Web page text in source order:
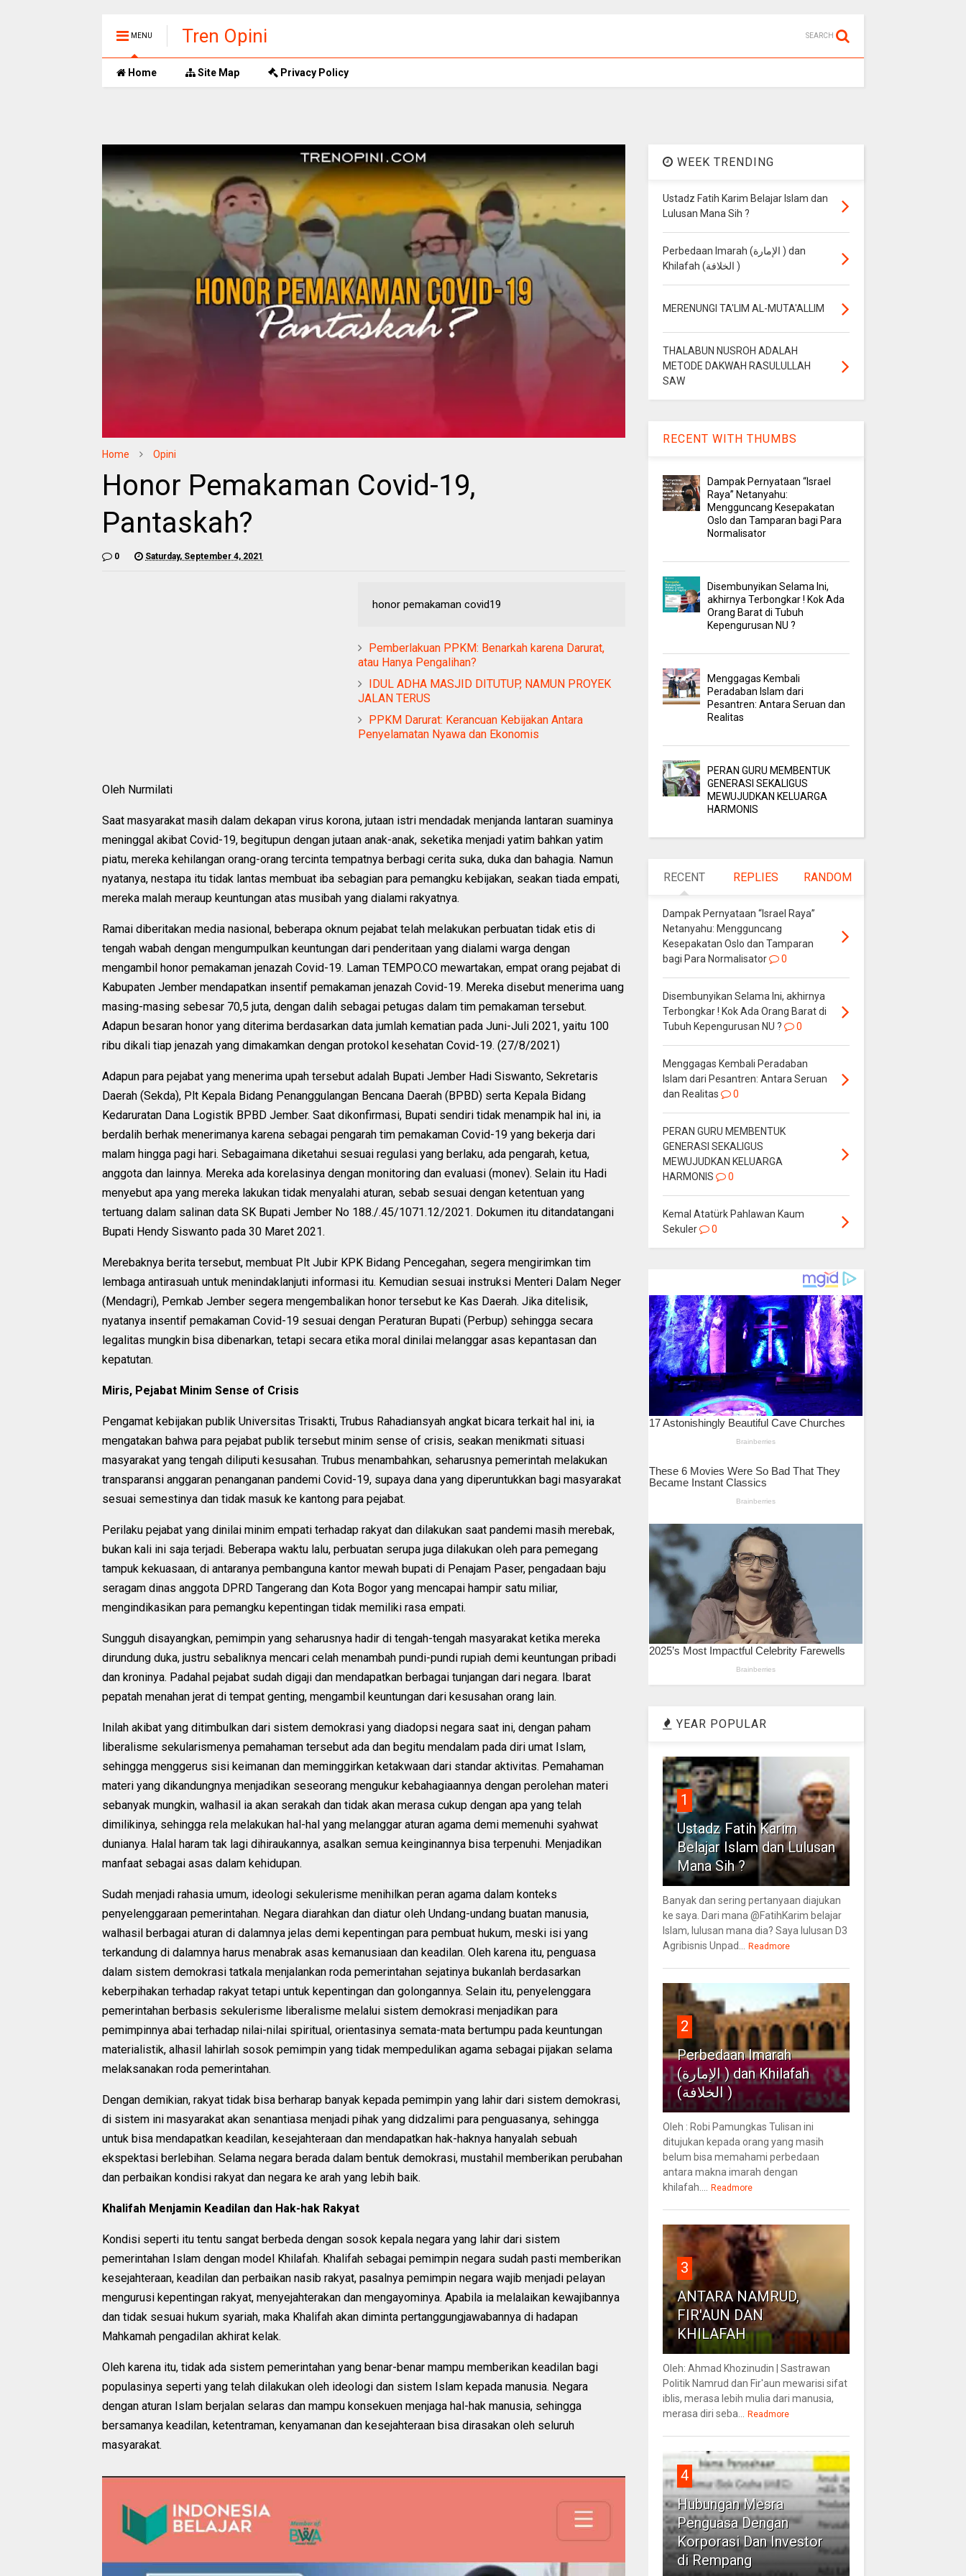
MENU Tren Opini SEARCH
Home Site Map Privacy Policy
Home Opini
Honor Pemakaman Covid-19,
Pantaskah?
0 Saturday, September 4, 2021
honor pemakaman covid19
Pemberlakuan PPKM: Benarkah karena Darurat,
atau Hanya Pengalihan?
IDUL ADHA MASJID DITUTUP, NAMUN PROYEK
JALAN TERUS
PPKM Darurat: Kerancuan Kebijakan Antara
Penyelamatan Nyawa dan Ekonomis
Oleh Nurmilati
Saat masyarakat masih dalam dekapan virus korona, jutaan istri mendadak menjanda lantaran suaminya
meninggal akibat Covid-19, begitupun dengan jutaan anak-anak, seketika menjadi yatim bahkan yatim
piatu, mereka kehilangan orang-orang tercinta tempatnya berbagi cerita suka, duka dan bahagia. Namun
nyatanya, nestapa itu tidak lantas membuat iba sebagian para pemangku kebijakan, seakan tiada empati,
mereka malah meraup keuntungan atas musibah yang dialami rakyatnya.
Ramai diberitakan media nasional, beberapa oknum pejabat telah melakukan perbuatan tidak etis di
tengah wabah dengan mengumpulkan keuntungan dari penderitaan yang dialami warga dengan
mengambil honor pemakaman jenazah Covid-19. Laman TEMPO.CO mewartakan, empat orang pejabat di
Kabupaten Jember mendapatkan insentif pemakaman jenazah Covid-19. Mereka disebut menerima uang
masing-masing sebesar 70,5 juta, dengan dalih sebagai petugas dalam tim pemakaman tersebut.
Adapun besaran honor yang diterima berdasarkan data jumlah kematian pada Juni-Juli 2021, yaitu 100
ribu dikali tiap jenazah yang dimakamkan dengan protokol kesehatan Covid-19. (27/8/2021)
Adapun para pejabat yang menerima upah tersebut adalah Bupati Jember Hadi Siswanto, Sekretaris
Daerah (Sekda), Plt Kepala Bidang Penanggulangan Bencana Daerah (BPBD) serta Kepala Bidang
Kedaruratan Dana Logistik BPBD Jember. Saat dikonfirmasi, Bupati sendiri tidak menampik hal ini, ia
berdalih berhak menerimanya karena sebagai pengarah tim pemakaman Covid-19 yang bekerja dari
malam hingga pagi hari. Sebagaimana diketahui sesuai regulasi yang berlaku, ada pengarah, ketua,
anggota dan lainnya. Mereka ada korelasinya dengan monitoring dan evaluasi (monev). Selain itu Hadi
menyebut apa yang mereka lakukan tidak menyalahi aturan, sebab sesuai dengan ketentuan yang
tertuang dalam salinan data SK Bupati Jember No 188./.45/1071.12/2021. Dokumen itu ditandatangani
Bupati Hendy Siswanto pada 30 Maret 2021.
Merebaknya berita tersebut, membuat Plt Jubir KPK Bidang Pencegahan, segera mengirimkan tim
lembaga antirasuah untuk menindaklanjuti informasi itu. Kemudian sesuai instruksi Menteri Dalam Neger
(Mendagri), Pemkab Jember segera mengembalikan honor tersebut ke Kas Daerah. Jika ditelisik,
nyatanya insentif pemakaman Covid-19 sesuai dengan Peraturan Bupati (Perbup) sehingga secara
legalitas mungkin bisa dibenarkan, tetapi secara etika moral dinilai melanggar asas kepantasan dan
kepatutan.
Miris, Pejabat Minim Sense of Crisis
Pengamat kebijakan publik Universitas Trisakti, Trubus Rahadiansyah angkat bicara terkait hal ini, ia
mengatakan bahwa para pejabat publik tersebut minim sense of crisis, seakan menikmati situasi
masyarakat yang tengah diliputi kesusahan. Trubus menambahkan, seharusnya pemerintah melakukan
transparansi anggaran penanganan pandemi Covid-19, supaya dana yang diperuntukkan bagi masyarakat
sesuai semestinya dan tidak masuk ke kantong para pejabat.
Perilaku pejabat yang dinilai minim empati terhadap rakyat dan dilakukan saat pandemi masih merebak,
bukan kali ini saja terjadi. Beberapa waktu lalu, perbuatan serupa juga dilakukan oleh para pemegang
tampuk kekuasaan, di antaranya pembanguna kantor mewah bupati di Penajam Paser, pengadaan baju
seragam dinas anggota DPRD Tangerang dan Kota Bogor yang mencapai hampir satu miliar,
mengindikasikan para pemangku kepentingan tidak memiliki rasa empati.
Sungguh disayangkan, pemimpin yang seharusnya hadir di tengah-tengah masyarakat ketika mereka
dirundung duka, justru sebaliknya mencari celah menambah pundi-pundi rupiah demi keuntungan pribadi
dan kroninya. Padahal pejabat sudah digaji dan mendapatkan berbagai tunjangan dari negara. Ibarat
pepatah menahan jerat di tempat genting, mengambil keuntungan dari kesusahan orang lain.
Inilah akibat yang ditimbulkan dari sistem demokrasi yang diadopsi negara saat ini, dengan paham
liberalisme sekularismenya pemahaman tersebut ada dan begitu mendalam pada diri umat Islam,
sehingga menggerus sisi keimanan dan meminggirkan ketakwaan dari standar aktivitas. Pemahaman
materi yang dikandungnya menjadikan seseorang mengukur kebahagiaannya dengan perolehan materi
sebanyak mungkin, walhasil ia akan serakah dan tidak akan merasa cukup dengan apa yang telah
dimilikinya, sehingga rela melakukan hal-hal yang melanggar aturan agama demi memenuhi syahwat
dunianya. Halal haram tak lagi dihiraukannya, asalkan semua keinginannya bisa terpenuhi. Menjadikan
manfaat sebagai asas dalam kehidupan.
Sudah menjadi rahasia umum, ideologi sekulerisme menihilkan peran agama dalam konteks
penyelenggaraan pemerintahan. Negara diarahkan dan diatur oleh Undang-undang buatan manusia,
walhasil berbagai aturan di dalamnya jelas demi kepentingan para pembuat hukum, meski isi yang
terkandung di dalamnya harus menabrak asas kemanusiaan dan keadilan. Oleh karena itu, penguasa
dalam sistem demokrasi tatkala menjalankan roda pemerintahan sejatinya bukanlah berdasarkan
keberpihakan terhadap rakyat tetapi untuk kepentingan dan golongannya. Selain itu, penyelenggara
pemerintahan berbasis sekulerisme liberalisme melalui sistem demokrasi menjadikan para
pemimpinnya abai terhadap nilai-nilai spiritual, orientasinya semata-mata bertumpu pada keuntungan
materialistik, alhasil lahirlah sosok pemimpin yang tidak mempedulikan agama sebagai pijakan selama
melaksanakan roda pemerintahan.
Dengan demikian, rakyat tidak bisa berharap banyak kepada pemimpin yang lahir dari sistem demokrasi,
di sistem ini masyarakat akan senantiasa menjadi pihak yang didzalimi para penguasanya, sehingga
untuk bisa mendapatkan keadilan, kesejahteraan dan mendapatkan hak-haknya hanyalah sebuah
ekspektasi berlebihan. Selama negara berada dalam bentuk demokrasi, mustahil memberikan perubahan
dan perbaikan kondisi rakyat dan negara ke arah yang lebih baik.
Khalifah Menjamin Keadilan dan Hak-hak Rakyat
Kondisi seperti itu tentu sangat berbeda dengan sosok kepala negara yang lahir dari sistem
pemerintahan Islam dengan model Khilafah. Khalifah sebagai pemimpin negara sudah pasti memberikan
kesejahteraan, keadilan dan perbaikan nasib rakyat, pasalnya pemimpin negara wajib menjadi pelayan
mengurusi kepentingan rakyat, menyejahterakan dan mengayominya. Apabila ia melalaikan kewajibannya
dan tidak sesuai hukum syariah, maka Khalifah akan diminta pertanggungjawabannya di hadapan
Mahkamah pengadilan akhirat kelak.
Oleh karena itu, tidak ada sistem pemerintahan yang benar-benar mampu memberikan keadilan bagi
populasinya seperti yang telah dilakukan oleh ideologi dan sistem Islam kepada manusia. Negara
dengan aturan Islam berjalan selaras dan mampu konsekuen menjaga hal-hak manusia, sehingga
bersamanya keadilan, ketentraman, kenyamanan dan kesejahteraan bisa dirasakan oleh seluruh
masyarakat.
WEEK TRENDING
Ustadz Fatih Karim Belajar Islam dan
Lulusan Mana Sih ?
Perbedaan Imarah (الإمارة ) dan
Khilafah (الخلافة )
MERENUNGI TA'LIM AL-MUTA'ALLIM
THALABUN NUSROH ADALAH
METODE DAKWAH RASULULLAH
SAW
RECENT WITH THUMBS
Dampak Pernyataan “Israel
Raya” Netanyahu:
Mengguncang Kesepakatan
Oslo dan Tamparan bagi Para
Normalisator
Disembunyikan Selama Ini,
akhirnya Terbongkar ! Kok Ada
Orang Barat di Tubuh
Kepengurusan NU ?
Menggagas Kembali
Peradaban Islam dari
Pesantren: Antara Seruan dan
Realitas
PERAN GURU MEMBENTUK
GENERASI SEKALIGUS
MEWUJUDKAN KELUARGA
HARMONIS
RECENT REPLIES RANDOM
Dampak Pernyataan “Israel Raya”
Netanyahu: Mengguncang
Kesepakatan Oslo dan Tamparan
bagi Para Normalisator
0
Disembunyikan Selama Ini, akhirnya
Terbongkar ! Kok Ada Orang Barat di
Tubuh Kepengurusan NU ?
0
Menggagas Kembali Peradaban
Islam dari Pesantren: Antara Seruan
dan Realitas
0
PERAN GURU MEMBENTUK
GENERASI SEKALIGUS
MEWUJUDKAN KELUARGA
HARMONIS
0
Kemal Atatürk Pahlawan Kaum
Sekuler
0
YEAR POPULAR
1
Ustadz Fatih Karim
Belajar Islam dan Lulusan
Mana Sih ?
Banyak dan sering pertanyaan diajukan
ke saya. Dari mana @FatihKarim belajar
Islam, lulusan mana dia? Saya lulusan D3
Agribisnis Unpad...
Readmore
2
Perbedaan Imarah
(الإمارة ) dan Khilafah
(الخلافة )
Oleh : Robi Pamungkas Tulisan ini
ditujukan kepada orang yang masih
belum bisa memahami perbedaan
antara makna imarah dengan
khilafah....
Readmore
3
ANTARA NAMRUD,
FIR'AUN DAN
KHILAFAH
Oleh: Ahmad Khozinudin | Sastrawan
Politik Namrud dan Fir'aun mewarisi sifat
iblis, merasa lebih mulia dari manusia,
merasa diri seba...
Readmore
4
Hubungan Mesra
Penguasa Dengan
Korporasi Dan Investor
di Rempang